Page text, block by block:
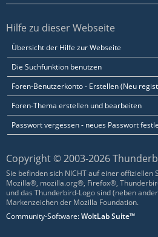
Hilfe zu dieser Webseite
Übersicht der Hilfe zur Webseite
Die Suchfunktion benutzen
Foren-Benutzerkonto - Erstellen (Neu
Foren-Thema erstellen und bearbeiten
Passwort vergessen - neues Passwort
Copyright © 2003-2026
Sie befinden sich NICHT auf einer offiziellen
Mozilla®, mozilla.org®, Firefox®,
und das Thunderbird-Logo sind (neben
Markenzeichen der Mozilla Foundation.
Community-Software:WoltLab Suite™